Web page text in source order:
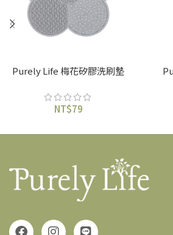
Purely Life 梅花矽膠洗刷墊
NT$79